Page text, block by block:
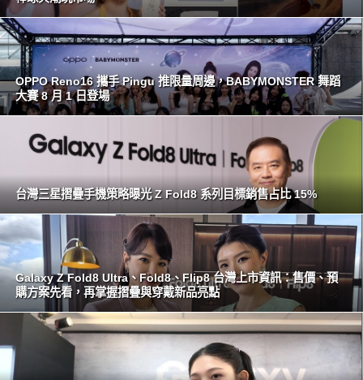
OPPO Reno16 攜手 Pingu 推限量周邊，BABYMONSTER 舞蹈
大賽 8 月 1 日登場
台灣三星摺疊手機策略曝光 Z Fold8 系列目標銷售占比 15%
Galaxy Z Fold8 Ultra、Fold8、Flip8 台灣上市資訊：售價、預
購方案先看，再掌握摺疊與穿戴新品亮點